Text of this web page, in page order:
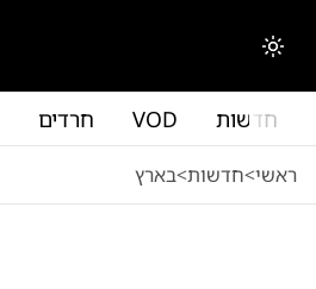
החלפת מצב תצוגה
חדשות VOD חרדים
ראשי<חדשות<בארץ